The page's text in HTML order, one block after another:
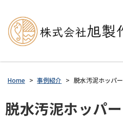
Home > 事例紹介 > 脱水汚泥ホッパー
脱水汚泥ホッパー